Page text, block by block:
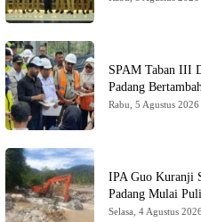
SPAM Taban III
Padang
Rabu, 5 Agustus
IPA Guo Kuranji
Padang Mulai
Selasa, 4 Agustus